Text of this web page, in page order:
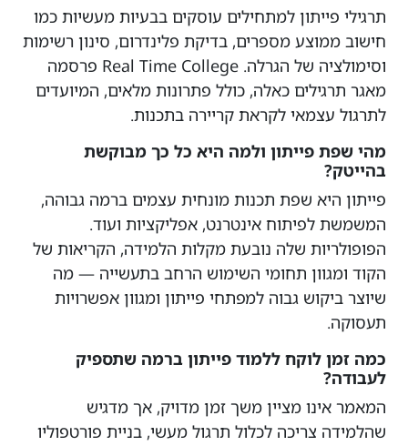
תרגילי פייתון למתחילים עוסקים בבעיות מעשיות כמו
חישוב ממוצע מספרים, בדיקת פלינדרום, סינון רשימות
וסימולציה של הגרלה. Real Time College פרסמה
מאגר תרגילים כאלה, כולל פתרונות מלאים, המיועדים
לתרגול עצמאי לקראת קריירה בתכנות.
מהי שפת פייתון ולמה היא כל כך מבוקשת
בהייטק?
פייתון היא שפת תכנות מונחית עצמים ברמה גבוהה,
המשמשת לפיתוח אינטרנט, אפליקציות ועוד.
הפופולריות שלה נובעת מקלות הלמידה, הקריאות של
הקוד ומגוון תחומי השימוש הרחב בתעשייה — מה
שיוצר ביקוש גבוה למפתחי פייתון ומגוון אפשרויות
תעסוקה.
כמה זמן לוקח ללמוד פייתון ברמה שתספיק
לעבודה?
המאמר אינו מציין משך זמן מדויק, אך מדגיש
שהלמידה צריכה לכלול תרגול מעשי, בניית פורטפוליו